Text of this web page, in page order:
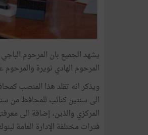
يشهد الجميع بان المرحوم
المرحوم الهادي نويرة
المركزي والذين، إضافة الى
فترات مختلفة الإدارة العامة